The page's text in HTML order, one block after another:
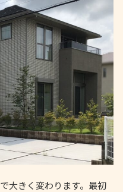
大きく変わります。最初